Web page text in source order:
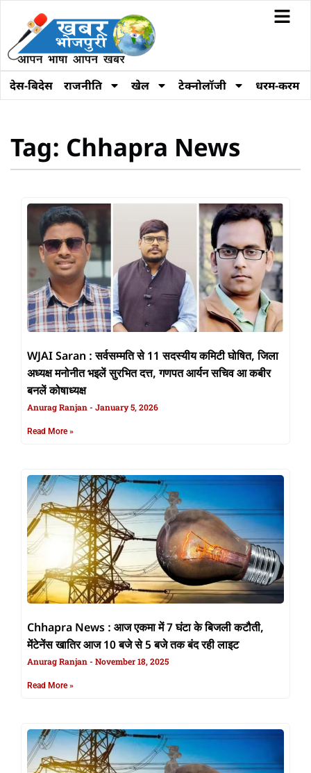
देस-बिदेस राजनीति खेल टेक्नोलॉजी धरम-करम
Tag: Chhapra News
WJAI Saran : सर्वसम्मति से 11 सदस्यीय कमिटी घोषित, जिला
अध्यक्ष मनोनीत भइलें सुरभित दत्त, गणपत आर्यन सचिव आ कबीर
बनलें कोषाध्यक्ष
Anurag Ranjan January 5, 2026
Read More »
Chhapra News : आज एकमा में 7 घंटा के बिजली कटौती,
मेंटेनेंस खातिर आज 10 बजे से 5 बजे तक बंद रही लाइट
Anurag Ranjan November 18, 2025
Read More »